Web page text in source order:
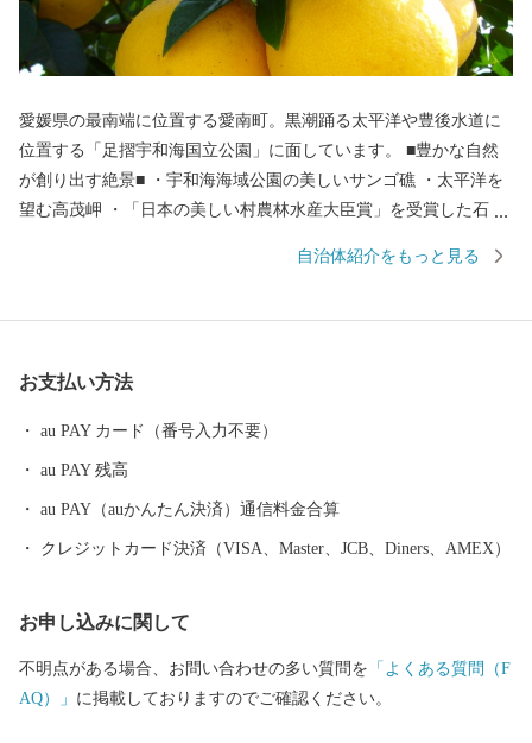
愛媛県の最南端に位置する愛南町。黒潮踊る太平洋や豊後水道に
位置する「足摺宇和海国立公園」に面しています。 ■豊かな自然
が創り出す絶景■ ・宇和海海域公園の美しいサンゴ礁 ・太平洋を
望む高茂岬 ・「日本の美しい村農林水産大臣賞」を受賞した石垣
受ける愛南町が育む自慢の品々 ・ほどよい甘さと爽やかな酸味が
自治体紹介をもっと見る
お支払い方法
au PAY カード（番号入力不要）
au PAY 残高
au PAY（auかんたん決済）通信料金合算
クレジットカード決済（VISA、Master、JCB、Diners、AMEX）
お申し込みに関して
不明点がある場合、お問い合わせの多い質問を 「よくある質問（F
AQ）」 に掲載しておりますのでご確認ください。